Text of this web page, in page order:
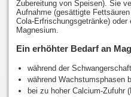
Zubereitung von Speisen). Sie
Aufnahme (gesättigte
Cola-Erfrischungsgetränke)
Magnesium.
Ein erhöhter Bedarf an
während der
während Wachstumsphasen
bei zu hoher Calcium-Zufuhr